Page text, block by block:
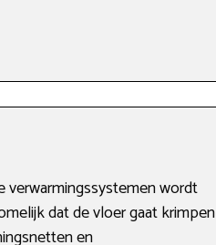
verwarmingssystemen wordt
dat de vloer gaat krimpen
en